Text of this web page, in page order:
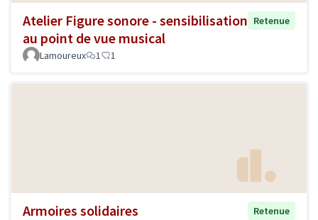
Atelier Figure sonore - sensibilisation
au point de vue musical
Retenue
Lamoureux 1 1
Armoires solidaires
Retenue